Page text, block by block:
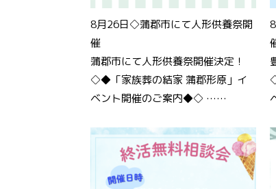
8月26日◇蒲郡市にて人形供養祭開
催
蒲郡市にて人形供養祭開催決定！
◇◆「家族葬の結家 蒲郡形原」イ
ベント開催のご案内◆◇ ……